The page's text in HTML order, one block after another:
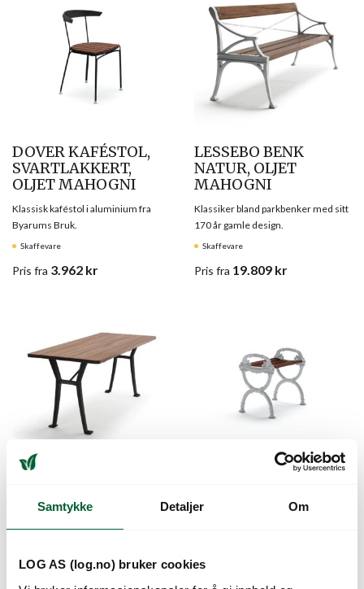
Samtykke Detaljer Om
LOG AS (log.no) bruker cookies
DOVER KAFÉSTOL,
SVARTLAKKERT,
OLJET MAHOGNI
Skaffevare
Klassisk kaféstol i aluminium fra
Byarums Bruk.
Pris fra 3.962 kr
LESSEBO BENK
NATUR, OLJET
MAHOGNI
Skaffevare
Klassiker bland parkbenker med sitt
170 år gamle design.
Pris fra 19.809 kr
ALUMINIUM,
MAHOGNI
Skaffevare
lakkerte mahogni lameller.
BYARUM KRAKK
BRUNLASERT FURU
Skaffevare